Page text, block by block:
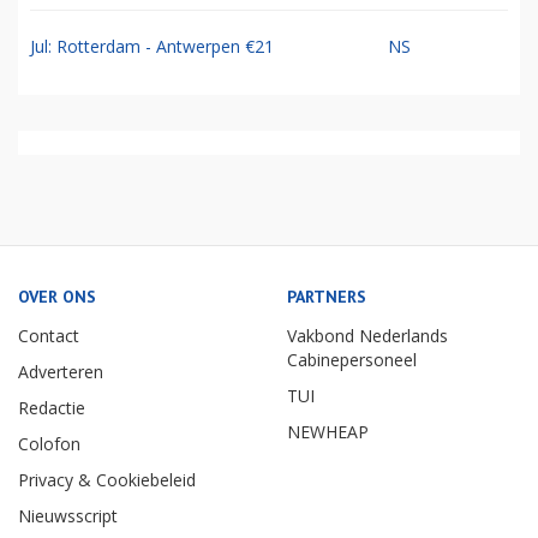
Jul: Rotterdam - Antwerpen €21 NS
OVER ONS
Contact
Adverteren
Redactie
Colofon
Privacy & Cookiebeleid
Nieuwsscript
PARTNERS
Vakbond Nederlands
Cabinepersoneel
TUI
NEWHEAP